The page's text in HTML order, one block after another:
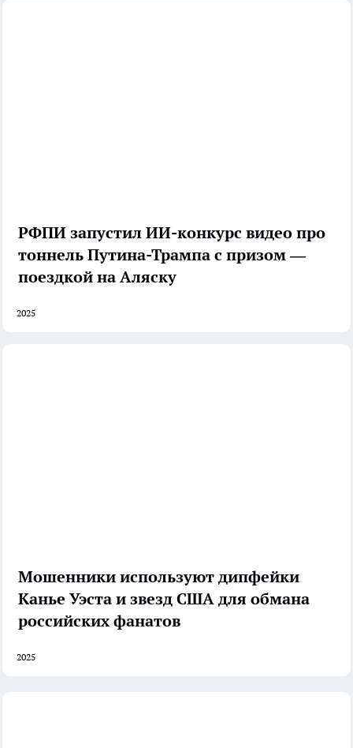
РФПИ запустил ИИ-конкурс видео про
тоннель Путина-Трампа с призом —
поездкой на Аляску
2025
Мошенники используют дипфейки
Канье Уэста и звезд США для обмана
российских фанатов
2025